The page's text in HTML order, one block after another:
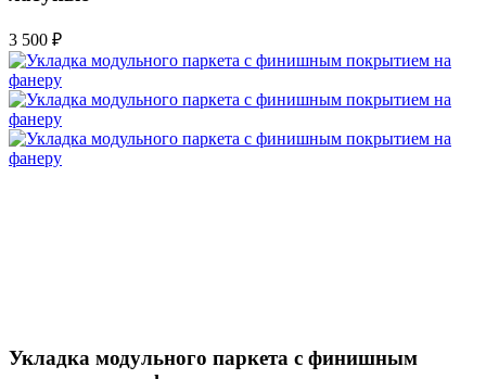
3 500 ₽
Укладка модульного паркета с финишным